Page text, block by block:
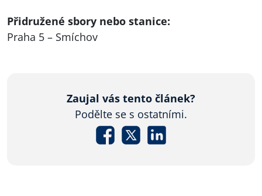
Přidružené sbory nebo stanice:
Praha 5 – Smíchov
Zaujal vás tento článek?
Podělte se s ostatními.